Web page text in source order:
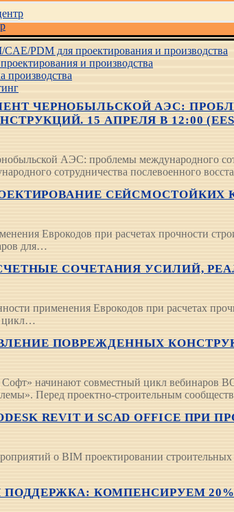
PDM для проектирования и производства
и производства
производства
ЧЕРНОБЫЛЬСКОЙ АЭС:
15 АПРЕЛЯ В 12:00
АЭС: проблемы международного
сотрудничества послевоенного
СЕЙСМОСТОЙКИХ
Еврокодов при расчетах прочности
для…
СОЧЕТАНИЯ УСИЛИЙ,
применения Еврокодов при расчетах
цикл…
ПОВРЕЖДЕННЫХ
начинают совместный цикл
Перед проектно-строительным
REVIT И SCAD OFFICE
о BIM проектировании
КОМПЕНСИРУЕМ 20%